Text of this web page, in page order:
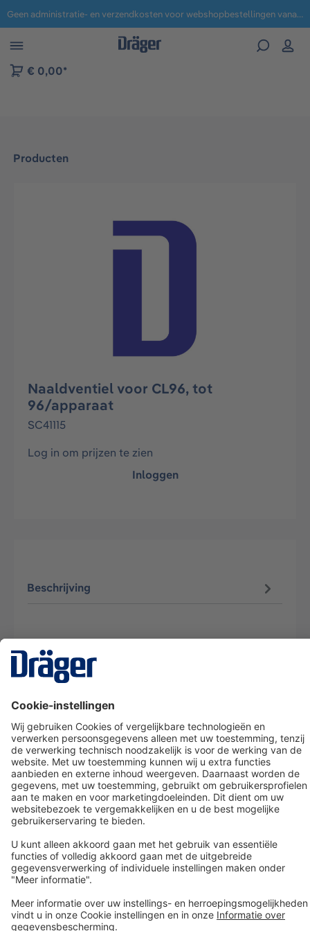
naar navigatie B2B-platform Geen administratie- en verzendkosten voor webshopbestellingen vanaf € 100,-.
€ 0,00*
Producten
Afbeeldingengalerij overslaan
Naaldventiel voor CL96, tot
96/apparaat
SC41115
Log in om prijzen te zien
Inloggen
Beschrijving
Dräger klantenservice
Over Dräger
Bestellen in onze webshop
Community